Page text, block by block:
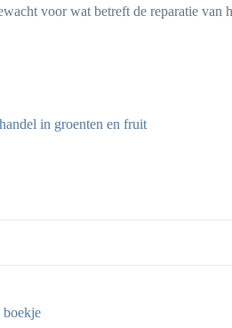
voor wat betreft de reparatie van
in groenten en fruit